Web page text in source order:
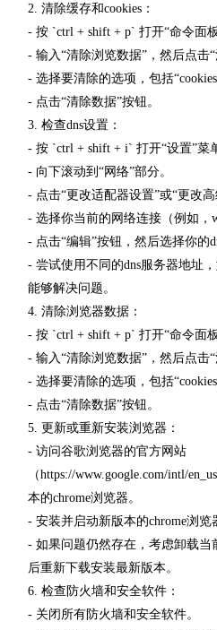
2. 清除缓存和cookies：
- 按 `ctrl + shift + p` 打开“命令面板
- 输入“清除浏览数据”，然后点击“
- 选择要清除的选项，包括“cookies,
- 点击“清除数据”按钮。
3. 检查dns设置：
- 按 `ctrl + shift + i` 打开“设置”菜
- 向下滚动到“网络”部分。
- 点击“更改适配器设置”或“更改高
- 选择你当前的网络连接（例如，
- 点击“编辑”按钮，然后选择你的
- 尝试使用不同的dns服务器地址
能够解决问题。
4. 清除浏览器数据：
- 按 `ctrl + shift + p` 打开“命令面板
- 输入“清除浏览数据”，然后点击“
- 选择要清除的选项，包括“cookies,
- 点击“清除数据”按钮。
5. 更新或重新安装浏览器：
- 访问谷歌浏览器的官方网站
（https://www.google.com/intl/
本的chrome浏览器。
- 安装并启动新版本的chrome浏览
- 如果问题仍然存在，考虑卸载当
后重新下载安装最新版本。
6. 检查防火墙和安全软件：
- 关闭所有防火墙和安全软件。